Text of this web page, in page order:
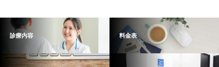
診療内容 料金表